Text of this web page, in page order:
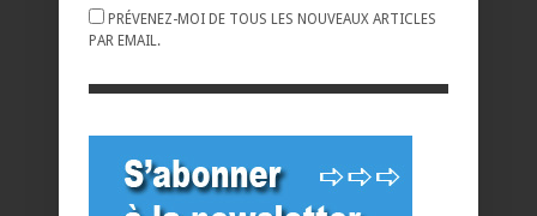
PRÉVENEZ-MOI DE TOUS LES NOUVEAUX ARTICLES
PAR EMAIL.